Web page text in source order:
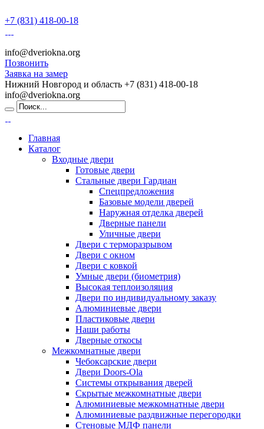
+7 (831) 418-00-18
info@dveriokna.org
Позвонить
Заявка на замер
Нижний Новгород и область +7 (831) 418-00-18
info@dveriokna.org
Главная
Каталог
Входные двери
Готовые двери
Стальные двери Гардиан
Спецпредложения
Базовые модели дверей
Наружная отделка дверей
Дверные панели
Уличные двери
Двери с терморазрывом
Двери с окном
Двери с ковкой
Умные двери (биометрия)
Высокая теплоизоляция
Двери по индивидуальному заказу
Алюминиевые двери
Пластиковые двери
Наши работы
Дверные откосы
Межкомнатные двери
Чебоксарские двери
Двери Doors-Ola
Системы открывания дверей
Скрытые межкомнатные двери
Алюминиевые межкомнатные двери
Алюминиевые раздвижные перегородки
Стеновые МДФ панели